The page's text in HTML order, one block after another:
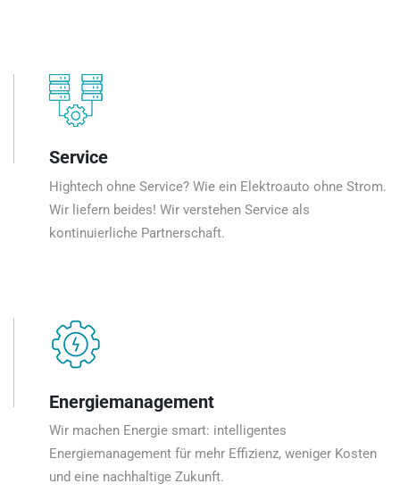
Service
Hightech ohne Service? Wie ein Elektroauto ohne Strom.
Wir liefern beides! Wir verstehen Service als
kontinuierliche Partnerschaft.
Energiemanagement
Wir machen Energie smart: intelligentes
Energiemanagement für mehr Effizienz, weniger Kosten
und eine nachhaltige Zukunft.